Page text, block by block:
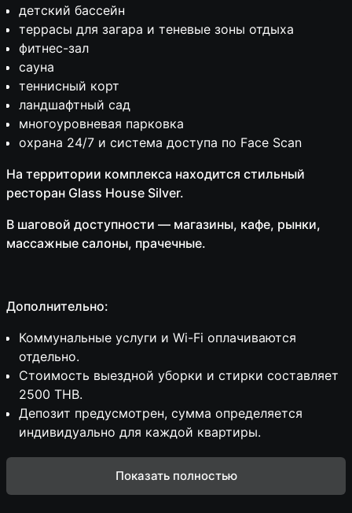
детский бассейн
террасы для загара и теневые зоны отдыха
фитнес-зал
сауна
теннисный корт
ландшафтный сад
многоуровневая парковка
охрана 24/7 и система доступа по Face Scan
На территории комплекса находится стильный
ресторан Glass House Silver.
В шаговой доступности — магазины, кафе, рынки,
массажные салоны, прачечные.
Дополнительно:
Коммунальные услуги и Wi-Fi оплачиваются
отдельно.
Стоимость выездной уборки и стирки составляет
2500 THB.
Депозит предусмотрен, сумма определяется
индивидуально для каждой квартиры.
Показать полностью